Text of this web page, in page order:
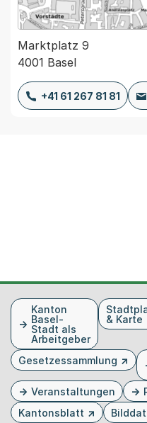
Marktplatz 9
4001 Basel
+41 61 267 81 81
FusszeileKanton
Basel-
Stadt als
Arbeitgeber
& Karte
Gesetzessammlung
Veranstaltungen
Kantonsblatt